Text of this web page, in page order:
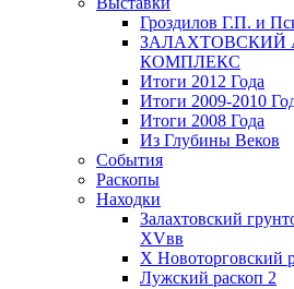
Гроздилов Г.П. и
ЗАЛАХТОВСКИЙ
КОМПЛЕКС
Итоги 2012 Года
Итоги 2009-2010
Итоги 2008 Года
Из Глубины Веков
События
Раскопы
Находки
Залахтовский
XVвв
X Новоторговский
Лужский раскоп 2